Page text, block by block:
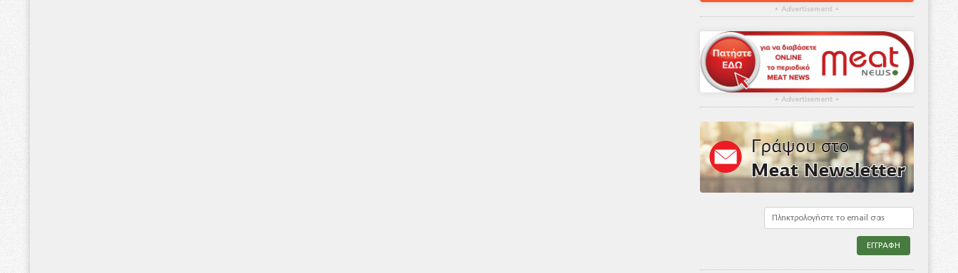
▴ Advertisement ▴
▴ Advertisement ▴